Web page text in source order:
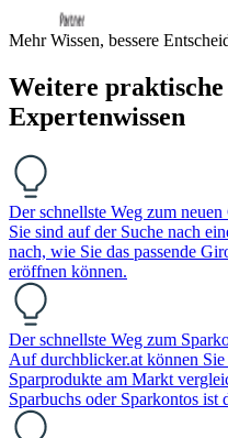
Mehr Wissen, bessere
Weitere
Expertenwissen
Der schnellste Weg zum
Sie sind auf der Suche nach
nach, wie Sie das passende
eröffnen können.
Der schnellste Weg zum
Auf durchblicker.at können
Sparprodukte am Markt
Sparbuchs oder Sparkontos ist